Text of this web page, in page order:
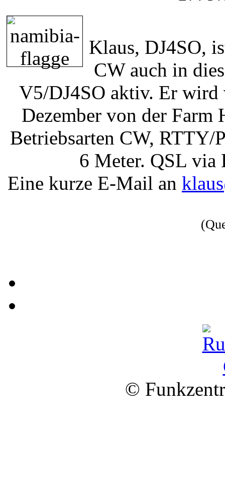
Klaus, DJ4SO,
CW auch in
V5/DJ4SO aktiv. Er wird
Dezember von der Farm
Betriebsarten CW, RTTY/
6 Meter. QSL
Eine kurze E-Mail an
©